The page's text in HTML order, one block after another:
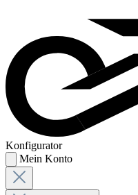
Konfigurator
Mein Konto